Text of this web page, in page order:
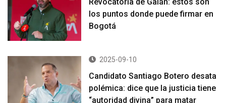
los puntos donde puede firmar en
Bogotá
2025-09-10
Candidato Santiago Botero desata
polémica: dice que la justicia tiene
“autoridad divina” para matar